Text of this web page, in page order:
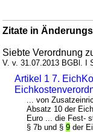
Zitate in
Siebte Verordnung
V. v. 31.07.2013 BGBl. I
Artikel 1 7.
... von
Absatz 10 der
Euro ... die Fest-
§ 7b und §9 der